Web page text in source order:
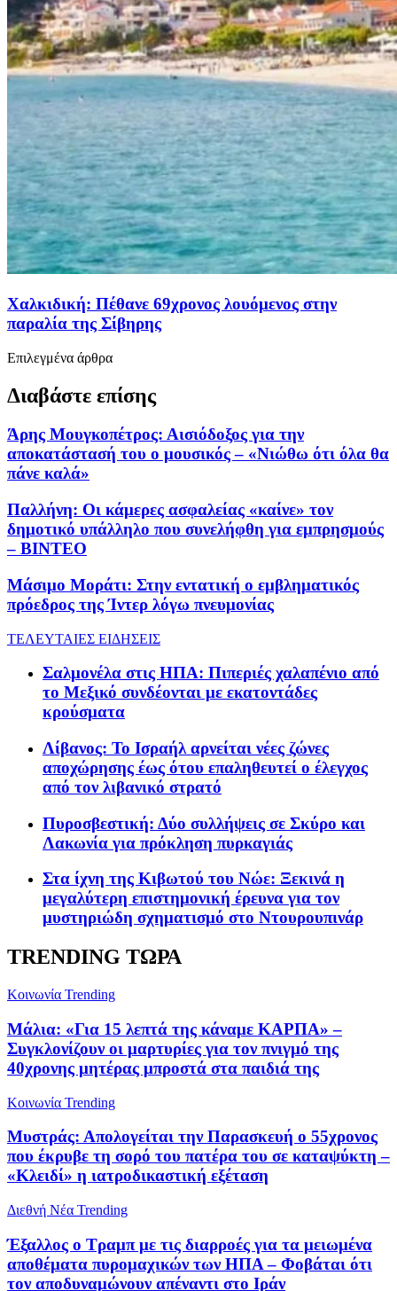
Χαλκιδική: Πέθανε 69χρονος λουόμενος στην
παραλία της Σίβηρης
Επιλεγμένα άρθρα
Διαβάστε επίσης
Άρης Μουγκοπέτρος: Αισιόδοξος για την
αποκατάστασή του ο μουσικός – «Νιώθω ότι όλα θα
πάνε καλά»
Παλλήνη: Οι κάμερες ασφαλείας «καίνε» τον
δημοτικό υπάλληλο που συνελήφθη για εμπρησμούς
– ΒΙΝΤΕΟ
Μάσιμο Μοράτι: Στην εντατική ο εμβληματικός
πρόεδρος της Ίντερ λόγω πνευμονίας
ΤΕΛΕΥΤΑΙΕΣ ΕΙΔΗΣΕΙΣ
Σαλμονέλα στις ΗΠΑ: Πιπεριές χαλαπένιο από
το Μεξικό συνδέονται με εκατοντάδες
κρούσματα
Λίβανος: Το Ισραήλ αρνείται νέες ζώνες
αποχώρησης έως ότου επαληθευτεί ο έλεγχος
από τον λιβανικό στρατό
Πυροσβεστική: Δύο συλλήψεις σε Σκύρο και
Λακωνία για πρόκληση πυρκαγιάς
Στα ίχνη της Κιβωτού του Νώε: Ξεκινά η
μεγαλύτερη επιστημονική έρευνα για τον
μυστηριώδη σχηματισμό στο Ντουρουπινάρ
TRENDING ΤΩΡΑ
Κοινωνία Trending
Μάλια: «Για 15 λεπτά της κάναμε ΚΑΡΠΑ» –
Συγκλονίζουν οι μαρτυρίες για τον πνιγμό της
40χρονης μητέρας μπροστά στα παιδιά της
Κοινωνία Trending
Μυστράς: Απολογείται την Παρασκευή ο 55χρονος
που έκρυβε τη σορό του πατέρα του σε καταψύκτη –
«Κλειδί» η ιατροδικαστική εξέταση
Διεθνή Νέα Trending
Έξαλλος ο Τραμπ με τις διαρροές για τα μειωμένα
αποθέματα πυρομαχικών των ΗΠΑ – Φοβάται ότι
τον αποδυναμώνουν απέναντι στο Ιράν